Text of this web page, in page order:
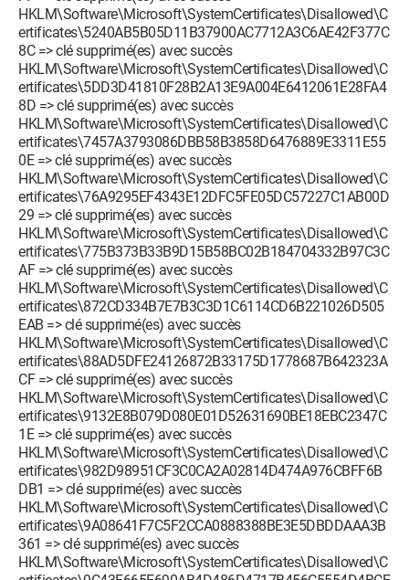
HKLM\Software\Microsoft\SystemCertificates\Disallowed\C
ertificates\5240AB5B05D11B37900AC7712A3C6AE42F377C
8C => clé supprimé(es) avec succès
HKLM\Software\Microsoft\SystemCertificates\Disallowed\C
ertificates\5DD3D41810F28B2A13E9A004E6412061E28FA4
8D => clé supprimé(es) avec succès
HKLM\Software\Microsoft\SystemCertificates\Disallowed\C
ertificates\7457A3793086DBB58B3858D6476889E3311E55
0E => clé supprimé(es) avec succès
HKLM\Software\Microsoft\SystemCertificates\Disallowed\C
ertificates\76A9295EF4343E12DFC5FE05DC57227C1AB00D
29 => clé supprimé(es) avec succès
HKLM\Software\Microsoft\SystemCertificates\Disallowed\C
ertificates\775B373B33B9D15B58BC02B184704332B97C3C
AF => clé supprimé(es) avec succès
HKLM\Software\Microsoft\SystemCertificates\Disallowed\C
ertificates\872CD334B7E7B3C3D1C6114CD6B221026D505
EAB => clé supprimé(es) avec succès
HKLM\Software\Microsoft\SystemCertificates\Disallowed\C
ertificates\88AD5DFE24126872B33175D1778687B642323A
CF => clé supprimé(es) avec succès
HKLM\Software\Microsoft\SystemCertificates\Disallowed\C
ertificates\9132E8B079D080E01D52631690BE18EBC2347C
1E => clé supprimé(es) avec succès
HKLM\Software\Microsoft\SystemCertificates\Disallowed\C
ertificates\982D98951CF3C0CA2A02814D474A976CBFF6B
DB1 => clé supprimé(es) avec succès
HKLM\Software\Microsoft\SystemCertificates\Disallowed\C
ertificates\9A08641F7C5F2CCA0888388BE3E5DBDDAAA3B
361 => clé supprimé(es) avec succès
HKLM\Software\Microsoft\SystemCertificates\Disallowed\C